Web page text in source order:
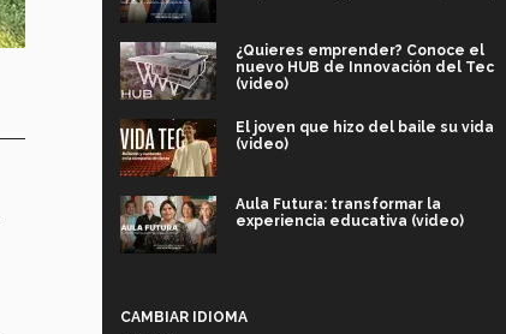
¿Quieres emprender? Conoce el
nuevo HUB de Innovación del Tec
(video)
El joven que hizo del baile su vida
(video)
Aula Futura: transformar la
experiencia educativa (video)
CAMBIAR IDIOMA